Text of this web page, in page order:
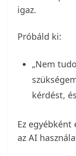
igaz.
Próbáld ki:
„Nem
kérdést,
Ez
az AI